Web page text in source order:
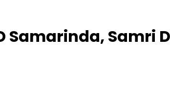
Samarinda, Samri